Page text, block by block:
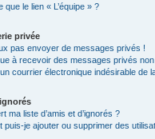
que le lien « L’équipe » ?
privée
pas envoyer de messages privés !
à recevoir des messages privés
courrier électronique indésirable de
ma liste d’amis et d’ignorés ?
puis-je ajouter ou supprimer des